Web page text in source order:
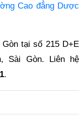
Cao đẳng Dược
tại số 215 D+E
Sài Gòn. Liên hệ
.